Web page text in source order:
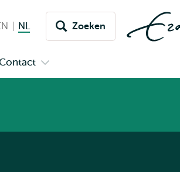
English
NLNederlands huidige taal
Zoeken